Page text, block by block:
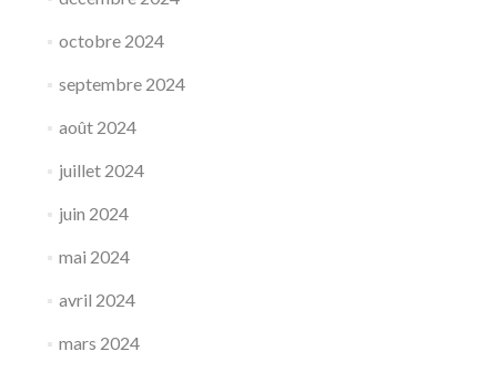
octobre 2024
septembre 2024
août 2024
juillet 2024
juin 2024
mai 2024
avril 2024
mars 2024